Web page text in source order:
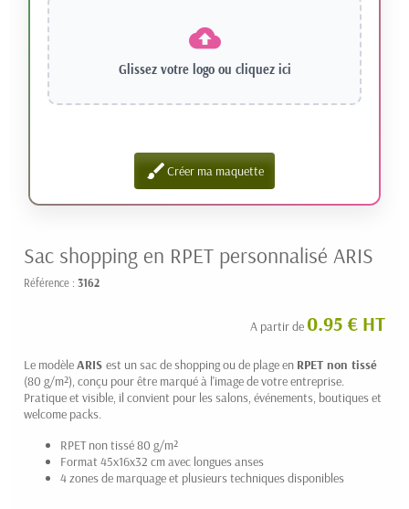
Glissez votre logo ou cliquez ici
brushCréer ma maquette
Sac shopping en RPET personnalisé ARIS
Référence : 3162
A partir de 0.95 € HT
Le modèleARIS est un sac de shopping ou de plage en RPET non tissé
(80 g/m²), conçu pour être marqué à l'image de votre entreprise.
Pratique et visible, il convient pour les salons, événements, boutiques et
welcome packs.
RPET non tissé 80 g/m²
Format 45x16x32 cm avec longues anses
4 zones de marquage et plusieurs techniques disponibles